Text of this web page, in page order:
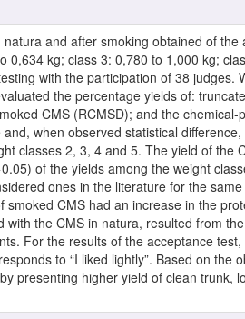
and after smoking obtained of the
0,634 kg; class 3: 0,780 to 1,000 kg;
with the participation of 38 judges.
the percentage yields of:
CMS (RCMSD); and the chemical-
when observed statistical
classes 2, 3, 4 and 5. The yield of the
of the yields among the weight
ones in the literature for the
CMS had an increase in the
the CMS in natura, resulted from
For the results of the acceptance
to “I liked lightly”. Based on the
presenting higher yield of clean trunk,